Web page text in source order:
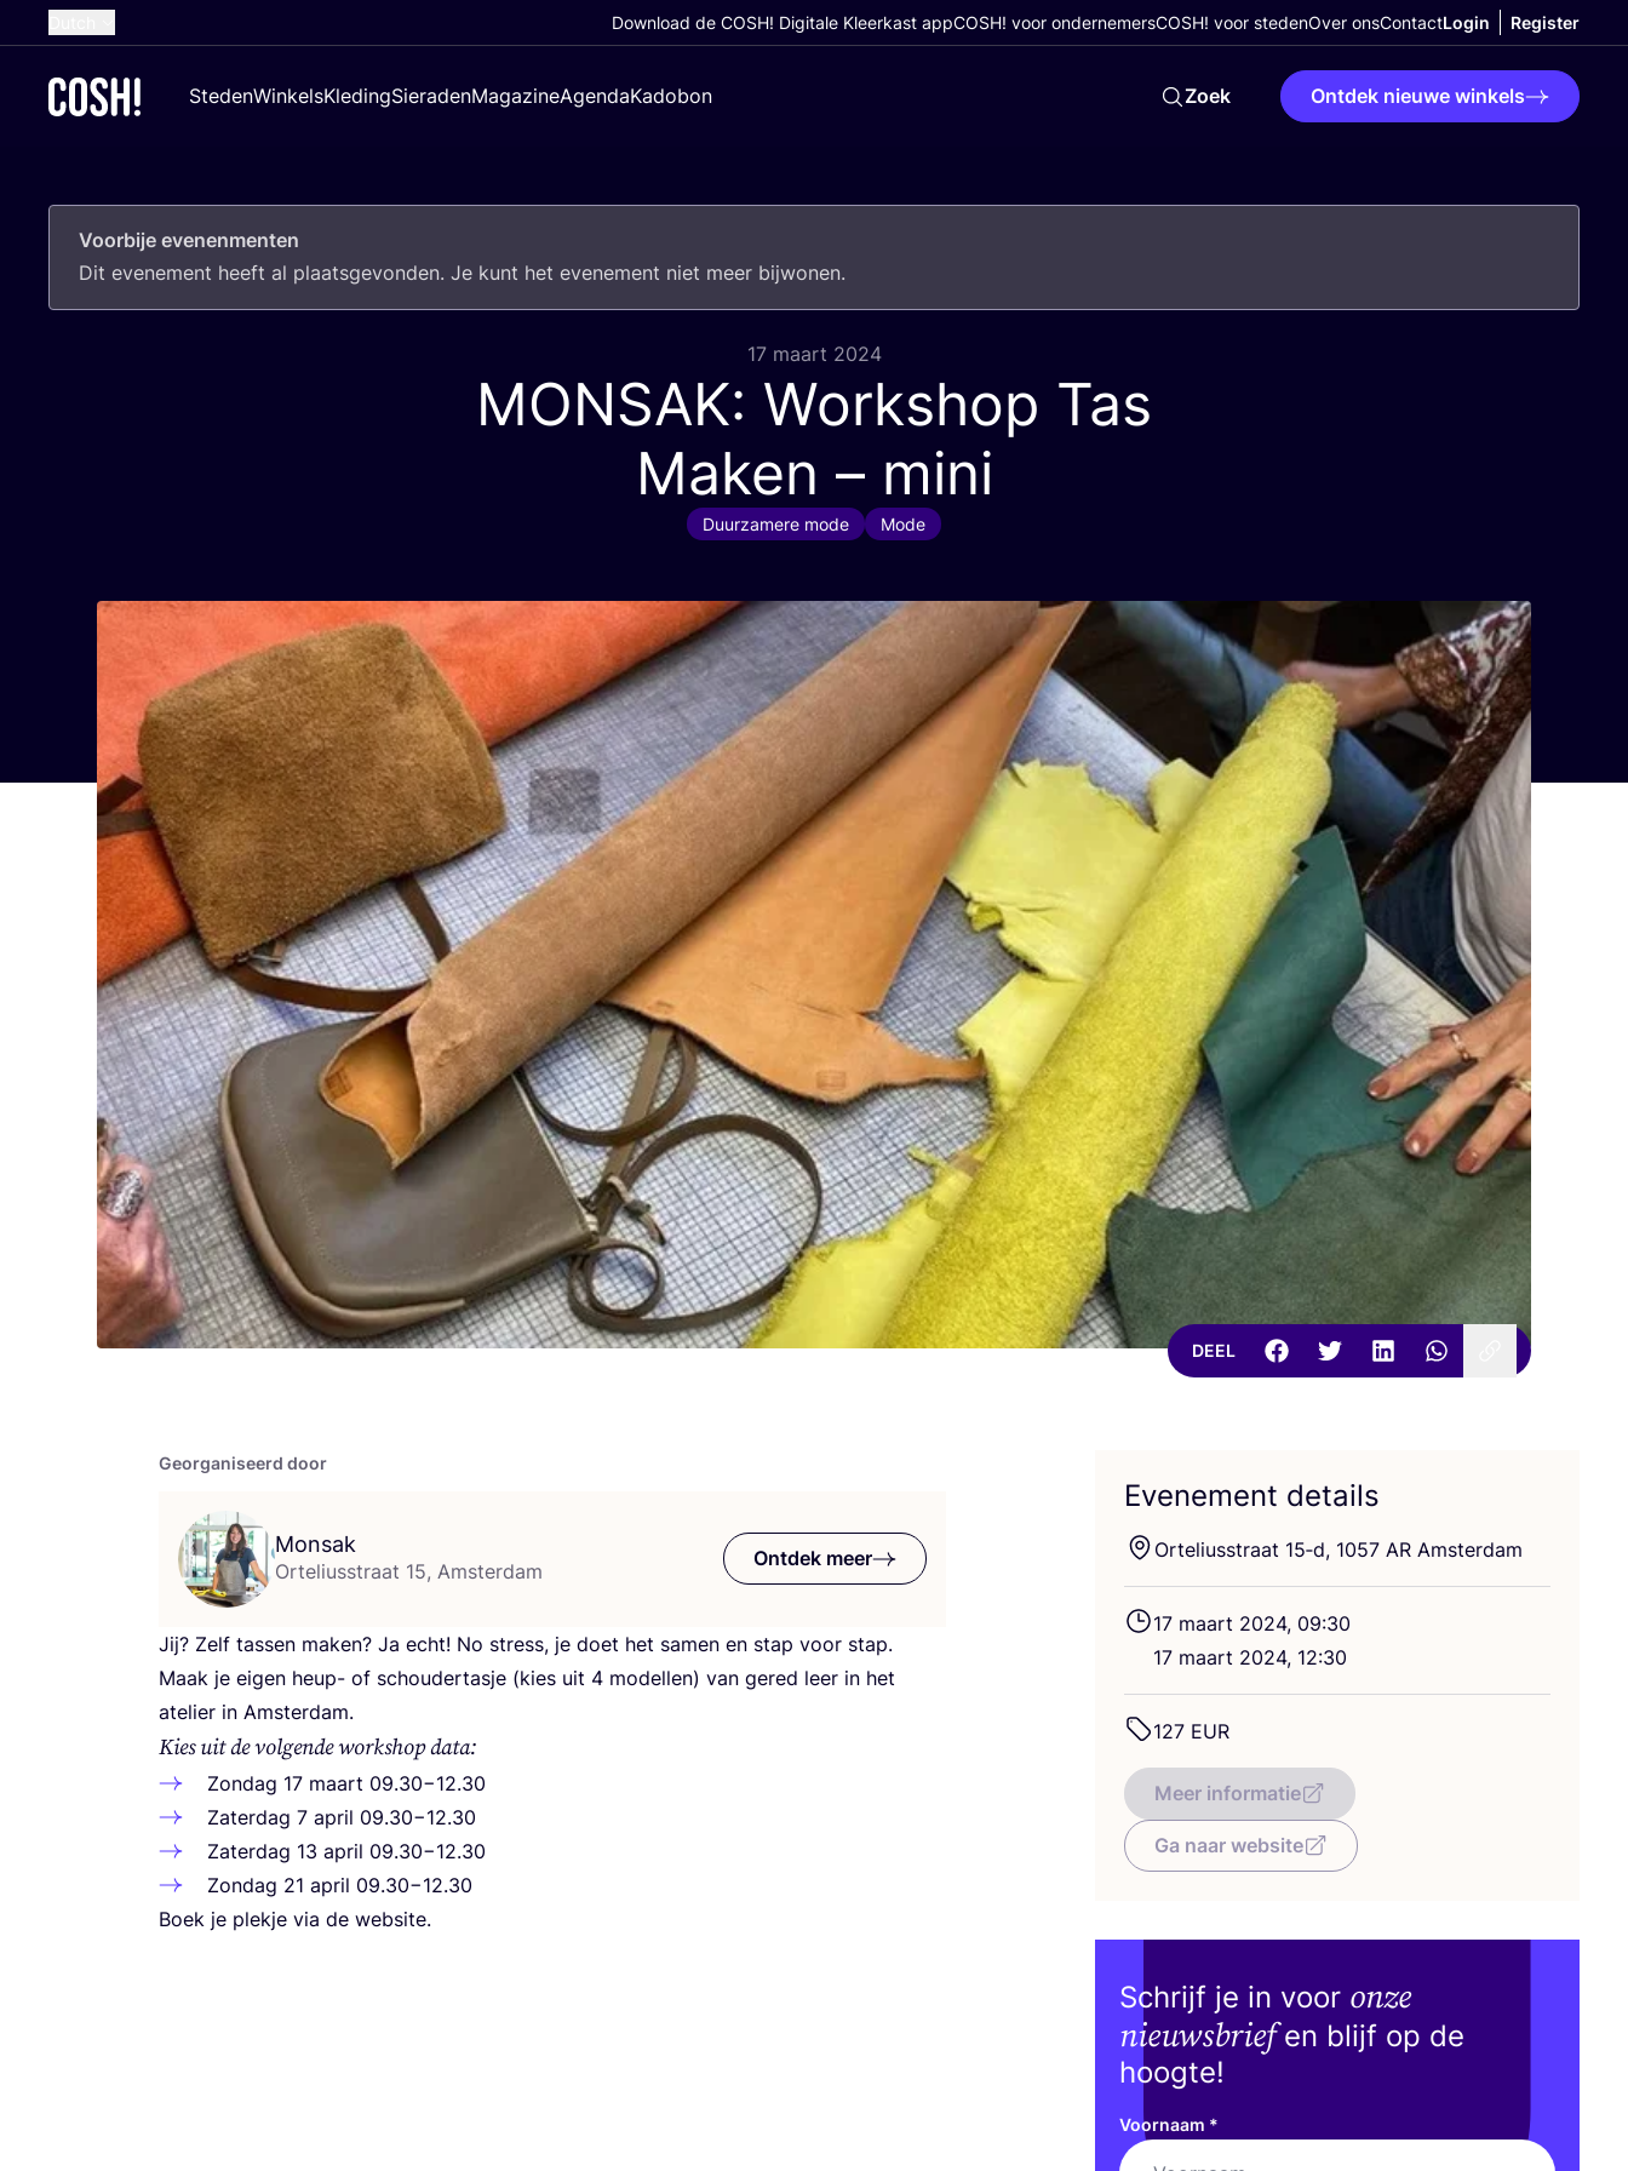
French
German
Croatian
Download de COSH! Digitale Kleerkast appCOSH! voor ondernemersCOSH! voor stedenOver onsContactLogin Register
StedenWinkelsKledingSieradenMagazineAgendaKadobon Zoek Ontdek nieuwe winkels
Voorbije evenenmenten
Dit eve­ne­ment heeft al plaats­ge­von­den. Je kunt het eve­ne­ment niet meer bijwonen.
17 maart 2024
MONSAK: Workshop Tas
Maken – mini
Duurzamere mode Mode
DEEL
Georganiseerd door
Monsak
Orteliusstraat 15, Amsterdam
Ontdek meer
Jij? Zelf tas­sen maken? Ja echt! No stress, je doet het samen en stap voor stap.
Maak je eigen heup- of schou­der­tas­je (kies uit 4 model­len) van gered leer in het
ate­lier in Amsterdam.
Kies uit de vol­gen­de work­shop data:
Zon­dag 17 maart 09.30−12.30
Zater­dag 7 april 09.30−12.30
Zater­dag 13 april 09.30−12.30
Zon­dag 21 april 09.30−12.30
Boek je plek­je via de website.
Evenement details
Orte­li­us­straat 15‑d, 1057 AR Amsterdam
17 maart 2024, 09:30
17 maart 2024, 12:30
127 EUR
Meer informatie
Ga naar website
Schrijf je in voor onze
nieuwsbriefen blijf op de
hoogte!
Voornaam *